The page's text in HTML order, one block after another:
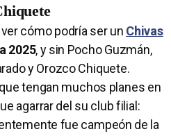
cómo podría ser un Chivas
2025, y sin Pocho Guzmán,
y Orozco Chiquete.
tengan muchos planes en
agarrar del su club filial:
fue campeón de la